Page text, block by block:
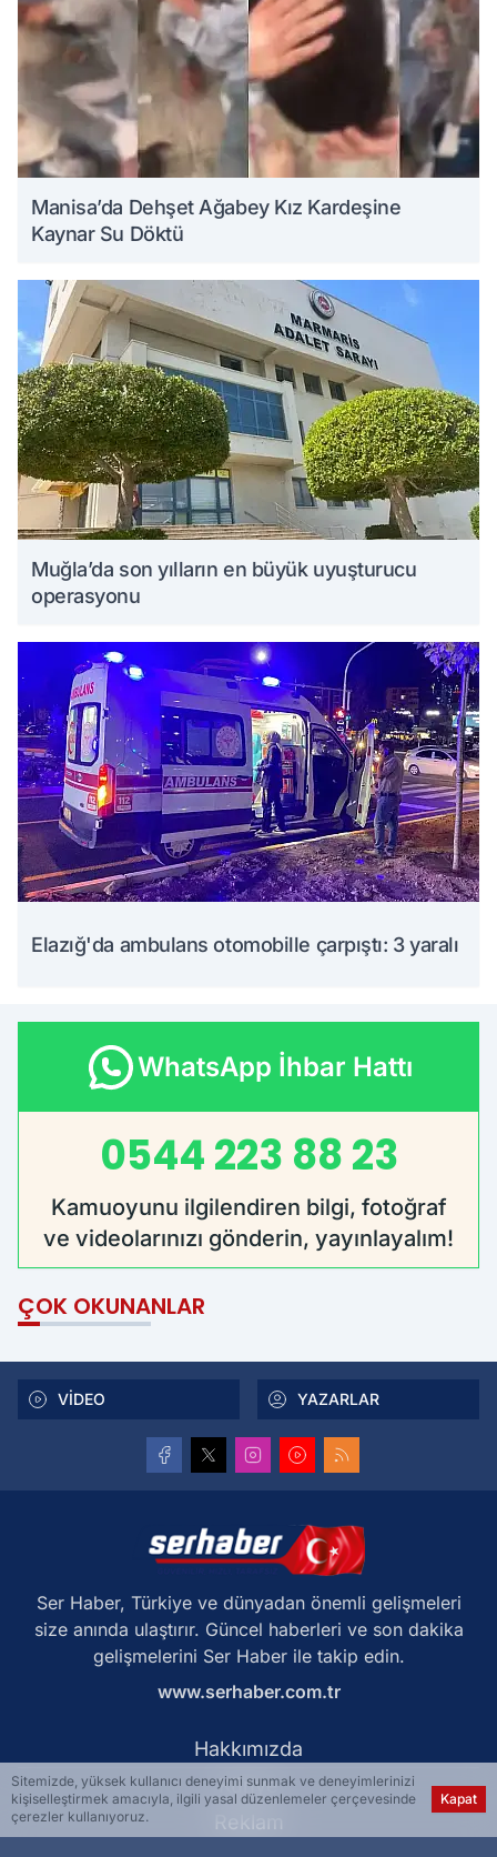
Manisa’da Dehşet Ağabey Kız Kardeşine
Kaynar Su Döktü
Muğla’da son yılların en büyük uyuşturucu
operasyonu
Elazığ'da ambulans otomobille çarpıştı: 3 yaralı
WhatsApp İhbar Hattı
0544 223 88 23
Kamuoyunu ilgilendiren bilgi, fotoğraf
ve videolarınızı gönderin, yayınlayalım!
ÇOK OKUNANLAR
VİDEO YAZARLAR
Ser Haber, Türkiye ve dünyadan önemli gelişmeleri
size anında ulaştırır. Güncel haberleri ve son dakika
gelişmelerini Ser Haber ile takip edin.
www.serhaber.com.tr
Hakkımızda
Künye
Sitemizde, yüksek kullanıcı deneyimi sunmak ve deneyimlerinizi
kişiselleştirmek amacıyla, ilgili yasal düzenlemeler çerçevesinde
çerezler kullanıyoruz.
Kapat